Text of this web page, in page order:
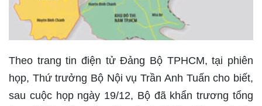
Theo trang tin điện tử Đảng Bộ TPHCM, tại phiên
họp, Thứ trưởng Bộ Nội vụ Trần Anh Tuấn cho biết,
sau cuộc họp ngày 19/12, Bộ đã khẩn trương tổng